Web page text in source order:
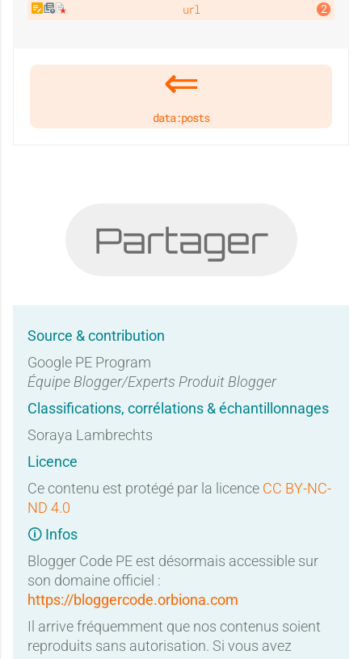
url
data:posts
Partager
Source & contribution
Google PE Program
Équipe Blogger/Experts Produit Blogger
Classifications, corrélations & échantillonnages
Soraya Lambrechts
Licence
Ce contenu est protégé par la licence CC BY-NC-
ND 4.0
🛈 Infos
Blogger Code PE est désormais accessible sur
son domaine officiel :
https://bloggercode.orbiona.com
Il arrive fréquemment que nos contenus soient
reproduits sans autorisation. Si vous avez